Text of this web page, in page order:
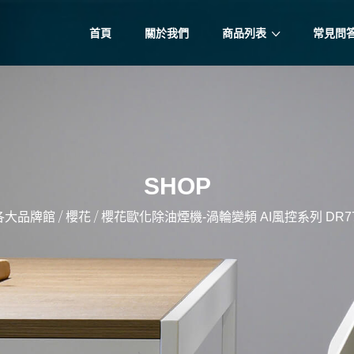
首頁 關於我們 商品列表 常見問
SHOP
大品牌館 / 櫻花 / 櫻花歐化除油煙機-渦輪變頻 AI風控系列